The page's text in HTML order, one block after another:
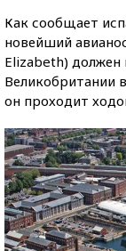
Как сообщает
новейший
Elizabeth)
Великобритании
он проходит